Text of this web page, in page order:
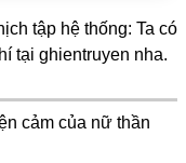
tập hệ thống: Ta có
tại ghientruyen nha.
cảm của nữ thần